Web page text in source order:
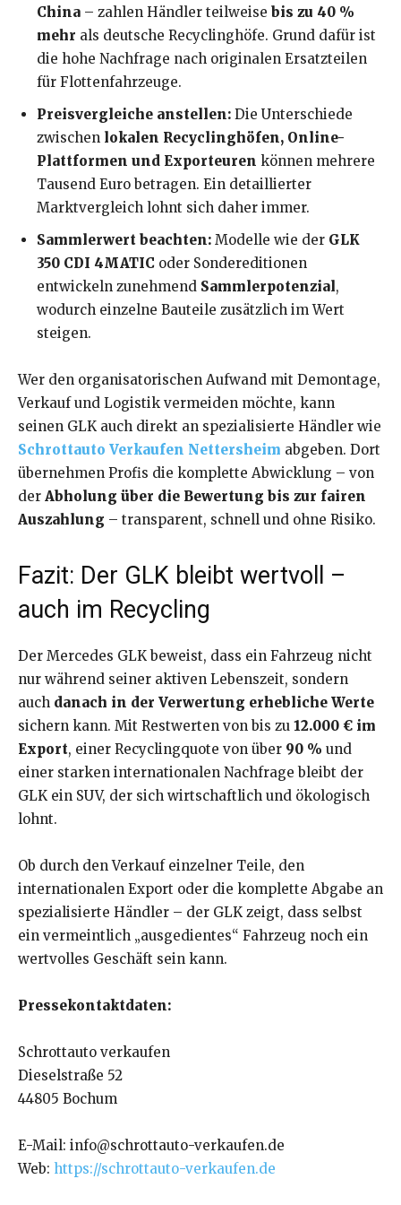
China – zahlen Händler teilweise bis zu 40 %
mehr als deutsche Recyclinghöfe. Grund dafür ist
die hohe Nachfrage nach originalen Ersatzteilen
für Flottenfahrzeuge.
Preisvergleiche anstellen: Die Unterschiede
zwischen lokalen Recyclinghöfen, Online-
Plattformen und Exporteuren können mehrere
Tausend Euro betragen. Ein detaillierter
Marktvergleich lohnt sich daher immer.
Sammlerwert beachten: Modelle wie der GLK
350 CDI 4MATIC oder Sondereditionen
entwickeln zunehmend Sammlerpotenzial,
wodurch einzelne Bauteile zusätzlich im Wert
steigen.
Wer den organisatorischen Aufwand mit Demontage,
Verkauf und Logistik vermeiden möchte, kann
seinen GLK auch direkt an spezialisierte Händler wie
Schrottauto Verkaufen Nettersheim abgeben. Dort
übernehmen Profis die komplette Abwicklung – von
der Abholung über die Bewertung bis zur fairen
Auszahlung – transparent, schnell und ohne Risiko.
Fazit: Der GLK bleibt wertvoll –
auch im Recycling
Der Mercedes GLK beweist, dass ein Fahrzeug nicht
nur während seiner aktiven Lebenszeit, sondern
auch danach in der Verwertung erhebliche Werte
sichern kann. Mit Restwerten von bis zu 12.000 € im
Export, einer Recyclingquote von über 90 % und
einer starken internationalen Nachfrage bleibt der
GLK ein SUV, der sich wirtschaftlich und ökologisch
lohnt.
Ob durch den Verkauf einzelner Teile, den
internationalen Export oder die komplette Abgabe an
spezialisierte Händler – der GLK zeigt, dass selbst
ein vermeintlich „ausgedientes“ Fahrzeug noch ein
wertvolles Geschäft sein kann.
Pressekontaktdaten:
Schrottauto verkaufen
Dieselstraße 52
44805 Bochum
E-Mail: info@schrottauto-verkaufen.de
Web: https://schrottauto-verkaufen.de